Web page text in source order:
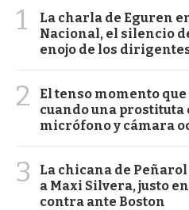
1
La charla de Eguren
Nacional, el silencio
enojo de los
2
El tenso momento
cuando una prostituta
micrófono y cámara
3
La chicana de
a Maxi Silvera, justo
contra ante Boston